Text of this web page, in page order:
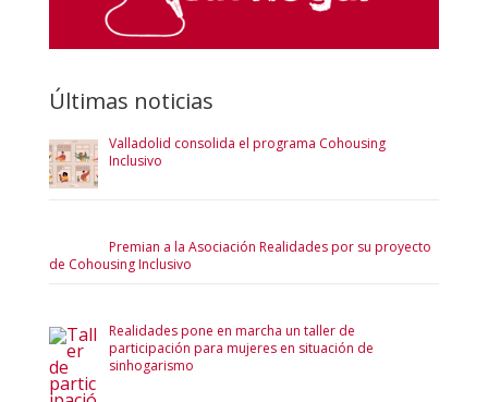
Últimas noticias
Valladolid consolida el programa Cohousing
Inclusivo
Premian a la Asociación Realidades por su proyecto
de Cohousing Inclusivo
Realidades pone en marcha un taller de
participación para mujeres en situación de
sinhogarismo